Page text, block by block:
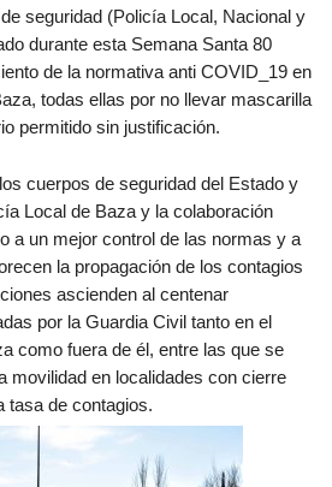
seguridad (Policía Local, Nacional y
durante esta Semana Santa 80
de la normativa anti COVID_19 en
todas ellas por no llevar mascarilla
permitido sin justificación.
cuerpos de seguridad del Estado y
Local de Baza y la colaboración
a un mejor control de las normas y a
la propagación de los contagios
ascienden al centenar
por la Guardia Civil tanto en el
como fuera de él, entre las que se
movilidad en localidades con cierre
tasa de contagios.